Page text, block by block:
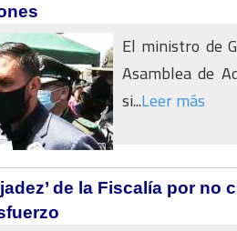
El ministro de
Asamblea de
si...Leer más
de la Fiscalía por